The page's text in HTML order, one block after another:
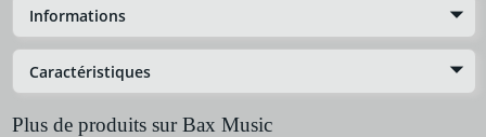
Informations
Caractéristiques
Plus de produits sur Bax Music